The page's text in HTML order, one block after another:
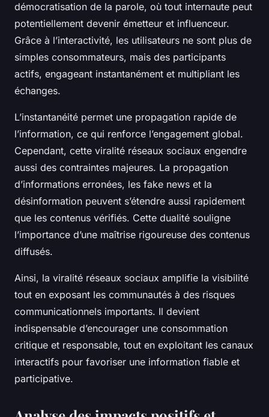
démocratisation de la parole, où tout internaute peut
potentiellement devenir émetteur et influenceur.
Grâce à l’interactivité, les utilisateurs ne sont plus de
simples consommateurs, mais des participants
actifs, engageant instantanément et multipliant les
échanges.
L’instantanéité permet une propagation rapide de
l’information, ce qui renforce l’engagement global.
Cependant, cette viralité réseaux sociaux engendre
aussi des contraintes majeures. La propagation
d’informations erronées, les fake news et la
désinformation peuvent s’étendre aussi rapidement
que les contenus vérifiés. Cette dualité souligne
l’importance d’une maîtrise rigoureuse des contenus
diffusés.
Ainsi, la viralité réseaux sociaux amplifie la visibilité
tout en exposant les communautés à des risques
communicationnels importants. Il devient
indispensable d’encourager une consommation
critique et responsable, tout en exploitant les canaux
interactifs pour favoriser une information fiable et
participative.